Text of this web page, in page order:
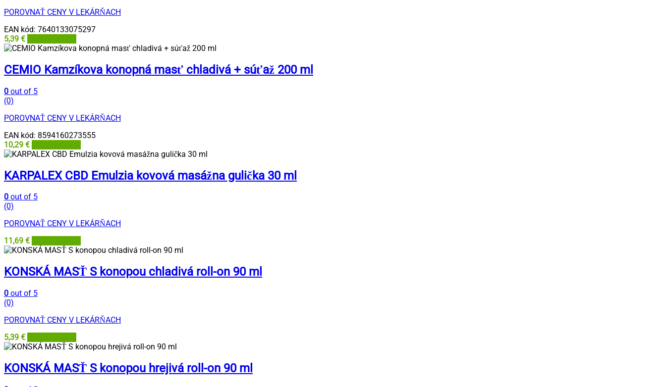
POROVNAŤ CENY V LEKÁRŇACH
EAN kód: 7640133075297
5,39 €
CEMIO Kamzíkova konopná masť chladivá + súťaž 200 ml
0 out of 5
(0)
POROVNAŤ CENY V LEKÁRŇACH
EAN kód: 8594160273555
10,29 €
KARPALEX CBD Emulzia kovová masážna gulička 30 ml
0 out of 5
(0)
POROVNAŤ CENY V LEKÁRŇACH
11,69 €
KONSKÁ MASŤ S konopou chladivá roll-on 90 ml
0 out of 5
(0)
POROVNAŤ CENY V LEKÁRŇACH
5,39 €
KONSKÁ MASŤ S konopou hrejivá roll-on 90 ml